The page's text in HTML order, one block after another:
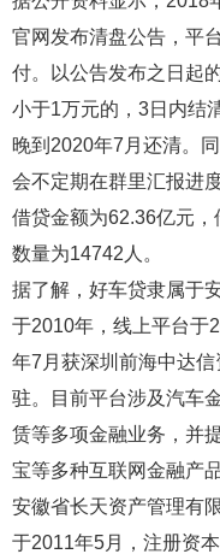
官网发布清盘公告，平
付。以公告发布之日起
小于1万元的，3日内结
晚到2020年7月还清。
会不定期在群里汇报进
借贷金额为62.36亿元，
数量为14742人。
据了解，好车贷隶属于
于2010年，线上平台于
年7月获深圳前海中达
驻。目前平台涉及汽车
赁等多项金融业务，并
宝等多种互联网金融产品
安徽省长天资产管理有
于2011年5月，注册资